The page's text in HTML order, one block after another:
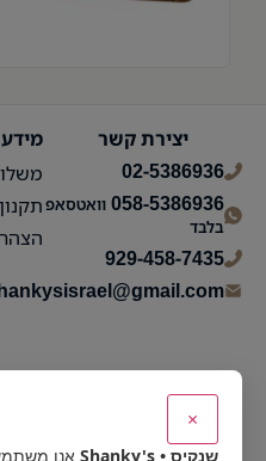
יצירת קשר
02-5386936
058-5386936 וואטסאפ
בלבד
929-458-7435
×
שנקיס • Shanky's אנו